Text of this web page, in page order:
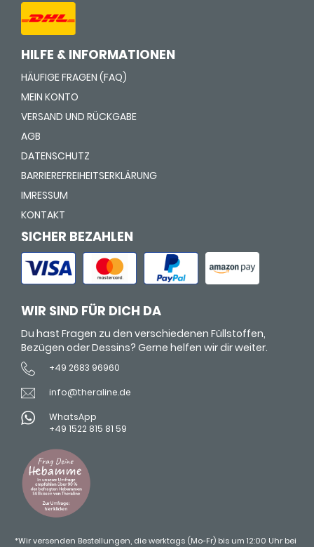
HILFE & INFORMATIONEN
HÄUFIGE FRAGEN (FAQ)
MEIN KONTO
VERSAND UND RÜCKGABE
AGB
DATENSCHUTZ
BARRIEREFREIHEITSERKLÄRUNG
IMRESSUM
KONTAKT
SICHER BEZAHLEN
WIR SIND FÜR DICH DA
Du hast Fragen zu den verschiedenen Füllstoffen,
Bezügen oder Dessins? Gerne helfen wir dir weiter.
+49 2683 96960
info@theraline.de
WhatsApp
+49 1522 815 81 59
*Wir versenden Bestellungen, die werktags (Mo-Fr) bis um 12:00 Uhr bei